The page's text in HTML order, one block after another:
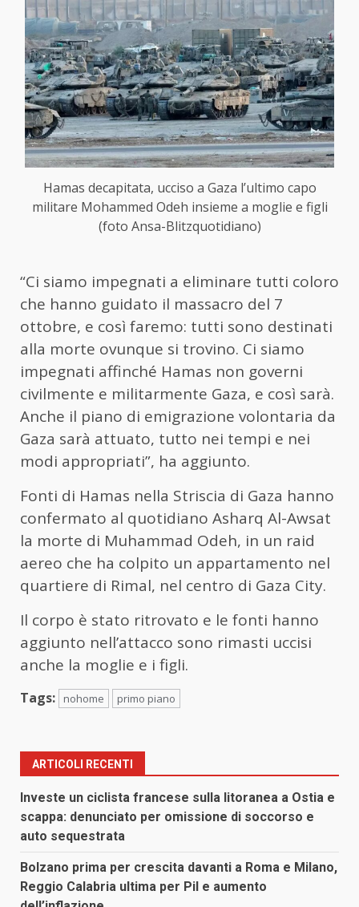
Hamas decapitata, ucciso a Gaza l’ultimo capo
militare Mohammed Odeh insieme a moglie e figli
(foto Ansa-Blitzquotidiano)
“Ci siamo impegnati a eliminare tutti coloro
che hanno guidato il massacro del 7
ottobre, e così faremo: tutti sono destinati
alla morte ovunque si trovino. Ci siamo
impegnati affinché Hamas non governi
civilmente e militarmente Gaza, e così sarà.
Anche il piano di emigrazione volontaria da
Gaza sarà attuato, tutto nei tempi e nei
modi appropriati”, ha aggiunto.
Fonti di Hamas nella Striscia di Gaza hanno
confermato al quotidiano Asharq Al-Awsat
la morte di Muhammad Odeh, in un raid
aereo che ha colpito un appartamento nel
quartiere di Rimal, nel centro di Gaza City.
Il corpo è stato ritrovato e le fonti hanno
aggiunto nell’attacco sono rimasti uccisi
anche la moglie e i figli.
Tags: nohome primo piano
ARTICOLI RECENTI
Investe un ciclista francese sulla litoranea a Ostia e
scappa: denunciato per omissione di soccorso e
auto sequestrata
Bolzano prima per crescita davanti a Roma e Milano,
Reggio Calabria ultima per Pil e aumento